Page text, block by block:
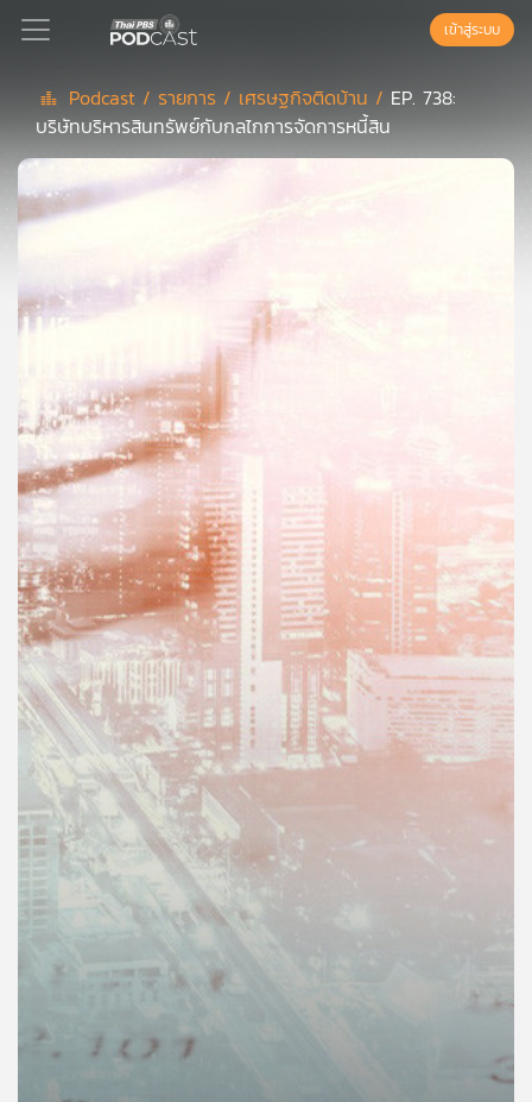
Podcast
เพล
สต์
แนะนำ
เพล
ย์
ลิ
สต์
ของ
คุณ
เพลง
บทความ
ข่าว
และ
กิจกรรม
เข้าสู่ระบบ
Podcast / รายการ / เศรษฐกิจติดบ้าน / EP. 738:
บริษัทบริหารสินทรัพย์กับกลไกการจัดการหนี้สิน